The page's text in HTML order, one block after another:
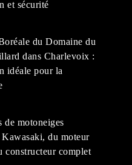
et sécurité
du Domaine du
dans Charlevoix :
idéale pour la
de motoneiges
Kawasaki, du moteur
constructeur complet